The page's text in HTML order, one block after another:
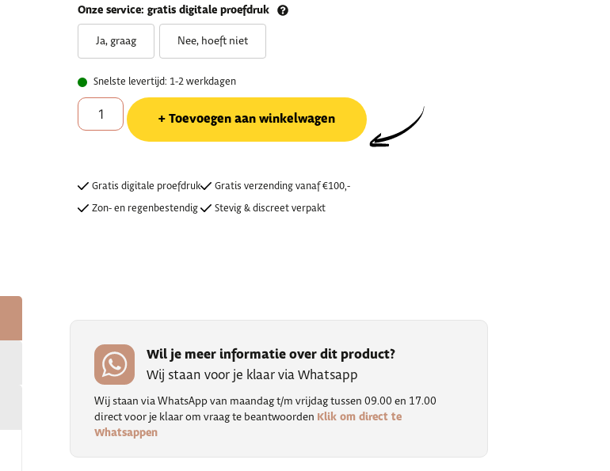
Onze service: gratis digitale proefdruk
Ja, graag Nee, hoeft niet
Snelste levertijd: 1-2 werkdagen
Toevoegen aan winkelwagen
Gratis digitale proefdruk
Zon- en regenbestendig
Gratis verzending vanaf €100,-
Stevig & discreet verpakt
Wil je meer informatie over dit product?
Wij staan voor je klaar via Whatsapp
Wij staan via WhatsApp van maandag t/m vrijdag tussen 09.00 en 17.00
direct voor je klaar om vraag te beantwoorden Klik om direct te
Whatsappen